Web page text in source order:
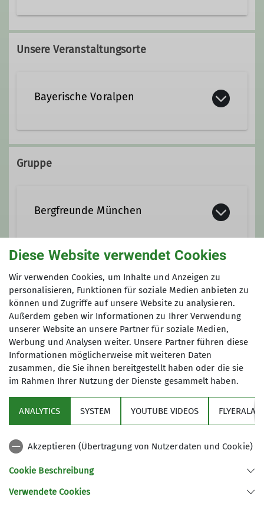
0170 5809424
Kontakt aufnehmen
Qualifikationen
Digitalkoordinator*in
Administrator
Tourenleiter*in
Unsere Veranstaltungsorte
Bayerische Voralpen
Gruppe
Bergfreunde München
Wir sind eine eher mittlere Sektion
innerhalb des Deutschen
Alpenvereins (DAV) mit 2.610
Mitgliedern (Stand 01.Aug. 2025).
Gegründet 1961 als Bergsportgruppe
Siemens Balanstraße sind wir seit
1989 eine eigenständige Sektion
innerhalb des Deutschen
Alpenvereins:DAV Sektion
Im Jahr 2009 haben wir unsere Hütte,
Wir sind eine sehr aktive Sektion mit
einer stattlichen Anzahl von
Bergtouren jeglicher Couleur
(Bergwanderungen, Hochtouren,
Anmeldung
Anfrage senden
Programm
News
Diese Website verwendet Cookies
Wir verwenden Cookies, um Inhalte und Anzeigen zu
personalisieren, Funktionen für soziale Medien anbieten zu
können und Zugriffe auf unsere Website zu analysieren.
Außerdem geben wir Informationen zu Ihrer Verwendung
unserer Website an unsere Partner für soziale Medien,
Werbung und Analysen weiter. Unsere Partner führen diese
Informationen möglicherweise mit weiteren Daten
zusammen, die Sie ihnen bereitgestellt haben oder die sie
im Rahmen Ihrer Nutzung der Dienste gesammelt haben.
ANALYTICS SYSTEM YOUTUBE VIDEOS
Akzeptieren (Übertragung von Nutzerdaten und Cookie)
Cookie Beschreibung
Verwendete Cookies